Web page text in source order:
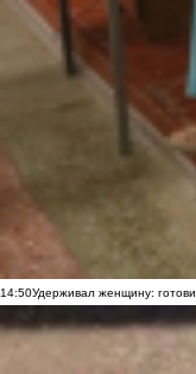
14:50Удерживал женщину: